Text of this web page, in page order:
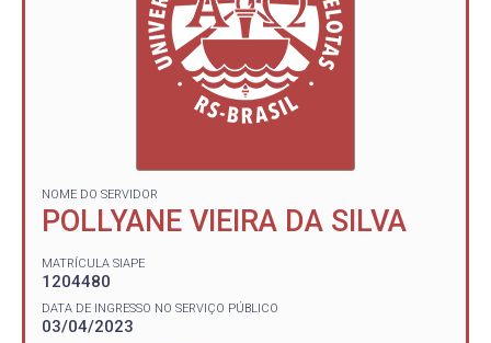
NOME DO SERVIDOR
POLLYANE VIEIRA DA SILVA
MATRÍCULA SIAPE
1204480
DATA DE INGRESSO NO SERVIÇO PÚBLICO
03/04/2023